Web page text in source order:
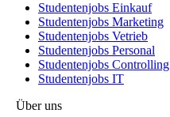
Studentenjobs Einkauf
Studentenjobs Marketing
Studentenjobs Vetrieb
Studentenjobs Personal
Studentenjobs Controlling
Studentenjobs IT
Über uns